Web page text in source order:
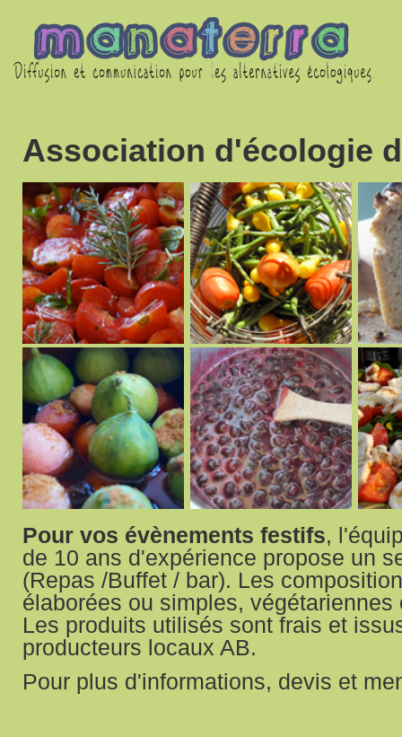
Association d'écologie
Pour vos évènements festifs,
de 10 ans d'expérience propose un
(Repas /Buffet / bar). Les
élaborées ou simples,
Les produits utilisés sont frais et
producteurs locaux AB.
Pour plus d'informations, devis et